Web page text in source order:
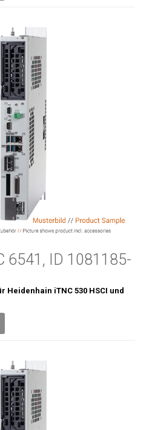
6541, ID 1081185-
Heidenhain iTNC 530 HSCI und